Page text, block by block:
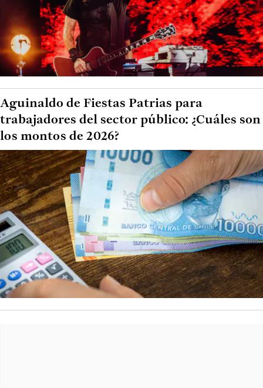
Aguinaldo de Fiestas Patrias para
trabajadores del sector público: ¿Cuáles son
los montos de 2026?